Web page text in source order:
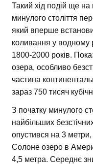
Такий хід подій ще на
минулого століття
який вперше
коливання у водному
1800-2000 років.
озера, особливо
частина
зараз 750 тисяч
З початку минулого
найбільших
опустився на 3
Солоне озеро в
4,5 метра. Середнє